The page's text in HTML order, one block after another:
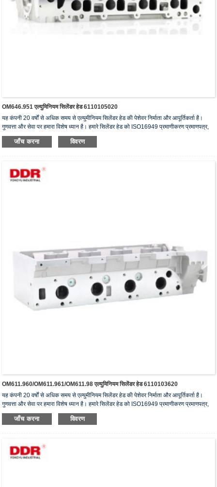
OM646.951 एल्युमिनियम सिलेंडर हेड 6110105020
यह कंपनी 20 वर्षों से अधिक समय से एल्युमीनियम सिलेंडर हेड की पेशेवर निर्माता और आपूर्तिकर्ता है।
गुणवत्ता और सेवा पर हमारा विशेष ध्यान है। हमारे सिलेंडर हेड को ISO16949 प्रमाणीकरण प्रमाणपत्र,
"उच्च सीलिंग सिलेंडर हेड", "सिलेंडर हेड का लंबा जीवन" और अन्य 5 उपयोगी मॉडल पेटेंट प्राप्त हैं।
जाँच करना विवरण
OM611.960/OM611.961/OM611.98 एल्युमिनियम सिलेंडर हेड 6110103620
यह कंपनी 20 वर्षों से अधिक समय से एल्युमीनियम सिलेंडर हेड की पेशेवर निर्माता और आपूर्तिकर्ता है।
गुणवत्ता और सेवा पर हमारा विशेष ध्यान है। हमारे सिलेंडर हेड को ISO16949 प्रमाणीकरण प्रमाणपत्र,
"उच्च सीलिंग सिलेंडर हेड", "सिलेंडर हेड का लंबा जीवन" और अन्य 5 उपयोगी मॉडल पेटेंट प्राप्त हैं।
जाँच करना विवरण